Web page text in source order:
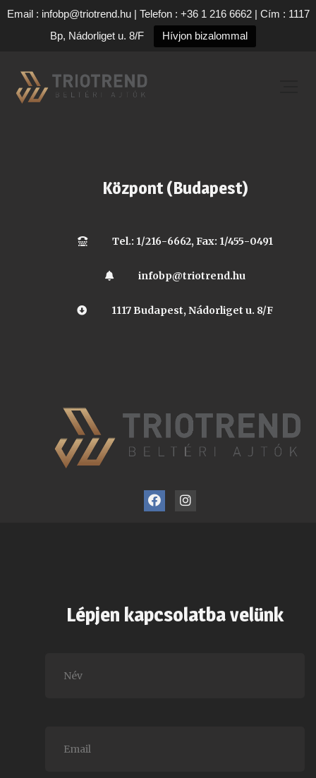
Email : infobp@triotrend.hu | Telefon : +36 1 216 6662 | Cím : 1117
Bp, Nádorliget u. 8/F
Hívjon bizalommal
Központ (Budapest)
Tel.: 1/216-6662, Fax: 1/455-0491
infobp@triotrend.hu
1117 Budapest, Nádorliget u. 8/F
Lépjen kapcsolatba velünk